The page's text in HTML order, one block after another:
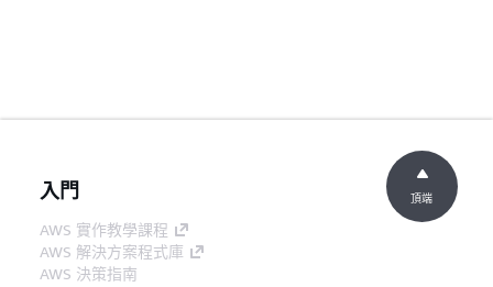
入門
AWS 實作教學課程
AWS 解決方案程式庫
AWS 決策指南
頂端